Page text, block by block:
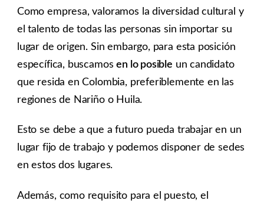
Como empresa, valoramos la diversidad cultural y
el talento de todas las personas sin importar su
lugar de origen. Sin embargo, para esta posición
específica, buscamosen lo posible un candidato
que resida en Colombia, preferiblemente en las
regiones de Nariño o Huila.
Esto se debe a que a futuro pueda trabajar en un
lugar fijo de trabajo y podemos disponer de sedes
en estos dos lugares.
Además, como requisito para el puesto, el